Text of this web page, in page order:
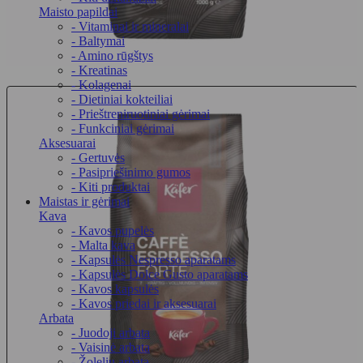
Maisto papildai
- Vitaminai ir mineralai
- Baltymai
- Amino rūgštys
- Kreatinas
- Kolagenai
- Dietiniai kokteiliai
- Prieštreniruotiniai gėrimai
- Funkciniai gėrimai
Aksesuarai
- Gertuvės
- Pasipriešinimo gumos
- Kiti produktai
Maistas ir gėrimai
Kava
- Kavos pupelės
- Malta kava
- Kapsulės Nespresso aparatams
- Kapsulės Dolce Gusto aparatams
- Kavos kapsulės
- Kavos priedai ir aksesuarai
Arbata
- Juodoji arbata
- Vaisinė arbata